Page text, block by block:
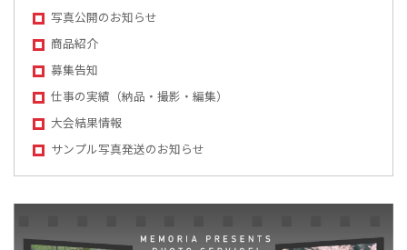
写真公開のお知らせ
商品紹介
募集告知
仕事の実績（納品・撮影・編集）
大会結果情報
サンプル写真発送のお知らせ